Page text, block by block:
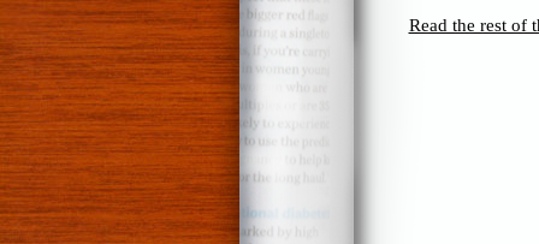
Read the rest of